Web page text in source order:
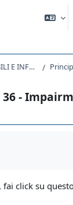
133EC - SISTEMI CONTABILI E INFORMAZIONE D'IMPRESA 2022
36 -
fai click su